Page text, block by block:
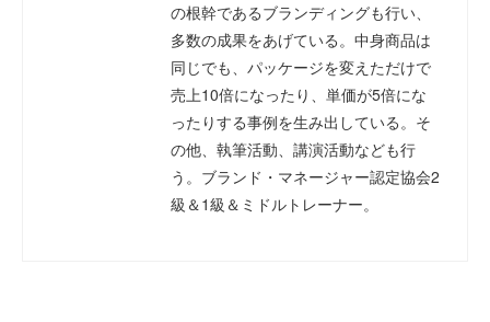
の根幹であるブランディングも行い、
多数の成果をあげている。中身商品は
同じでも、パッケージを変えただけで
売上10倍になったり、単価が5倍にな
ったりする事例を生み出している。そ
の他、執筆活動、講演活動なども行
う。ブランド・マネージャー認定協会2
級＆1級＆ミドルトレーナー。